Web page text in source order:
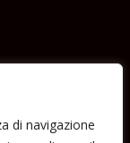
di navigazione